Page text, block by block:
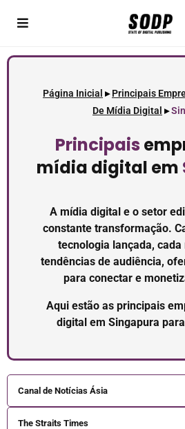
Página Inicial ▸Principais
De Mídia Digital ▸
Principais
mídia digital em
A mídia digital e o setor
constante transformação.
tecnologia lançada, cada
tendências de audiência,
para conectar e
Aqui estão as principais
digital em Singapura
Canal de Notícias Ásia
The Straits Times